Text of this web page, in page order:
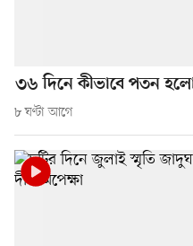
৩৬ দিনে কীভাবে পতন
৮ ঘণ্টা আগে